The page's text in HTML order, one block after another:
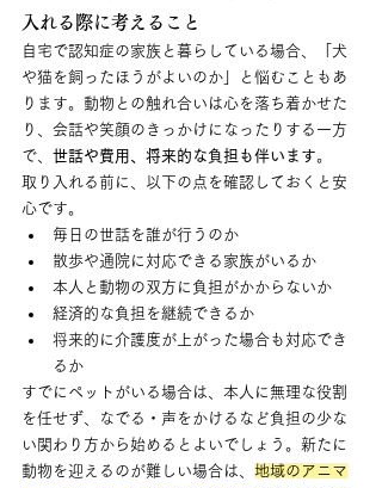
入れる際に考えること
自宅で認知症の家族と暮らしている場合、「犬
や猫を飼ったほうがよいのか」と悩むこともあ
ります。動物との触れ合いは心を落ち着かせた
り、会話や笑顔のきっかけになったりする一方
で、 世話や費用、将来的な負担も伴います。
取り入れる前に、以下の点を確認しておくと安
心です。
毎日の世話を誰が行うのか
散歩や通院に対応できる家族がいるか
本人と動物の双方に負担がかからないか
経済的な負担を継続できるか
将来的に介護度が上がった場合も対応でき
るか
すでにペットがいる場合は、本人に無理な役割
を任せず、なでる・声をかけるなど負担の少な
い関わり方から始めるとよいでしょう。新たに
動物を迎えるのが難しい場合は、 地域のアニマ